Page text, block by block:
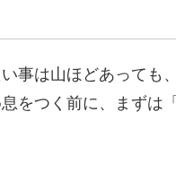
事は山ほどあっても
をつく前に、まずは